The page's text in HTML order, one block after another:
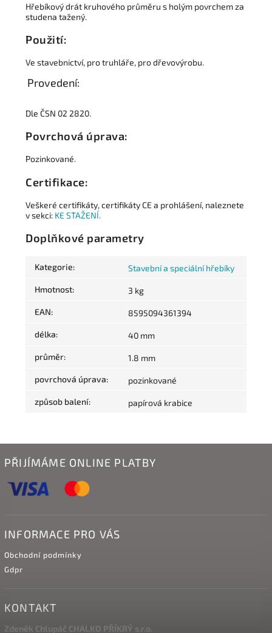
Hřebíkový drát kruhového průměru s holým povrchem za
studena tažený.
Použití:
Ve stavebnictví, pro truhláře, pro dřevovýrobu.
Provedení:
Dle ČSN 02 2820.
Povrchová úprava:
Pozinkované.
Certifikace:
Veškeré certifikáty, certifikáty CE a prohlášení, naleznete
v sekci: KE STAŽENÍ.
Doplňkové parametry
Kategorie: Stavební a speciální hřebíky
Hmotnost: 3 kg
EAN: 8595094361394
délka: 40 mm
průměr: 1.8 mm
povrchová úprava: pozinkované
způsob balení: papírová krabice
PŘIJÍMÁME ONLINE PLATBY
INFORMACE PRO VÁS
Obchodní podmínky
Gdpr
KONTAKT
Zdeněk Chlupáč CHALKO PŘÍKRÝ s.r.o.